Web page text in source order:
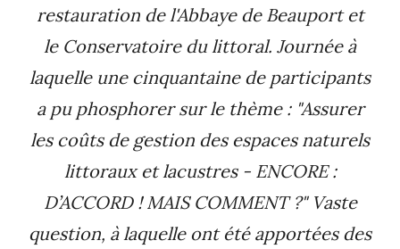
restauration de l'Abbaye de Beauport et
le Conservatoire du littoral. Journée à
laquelle une cinquantaine de participants
a pu phosphorer sur le thème : "Assurer
les coûts de gestion des espaces naturels
littoraux et lacustres - ENCORE :
D’ACCORD ! MAIS COMMENT ?" Vaste
question, à laquelle ont été apportées des